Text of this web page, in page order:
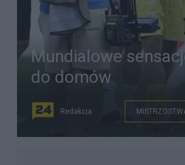
Mundialowe
do domów
Redakcja